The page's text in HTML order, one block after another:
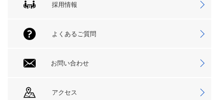
採用情報
よくあるご質問
お問い合わせ
アクセス